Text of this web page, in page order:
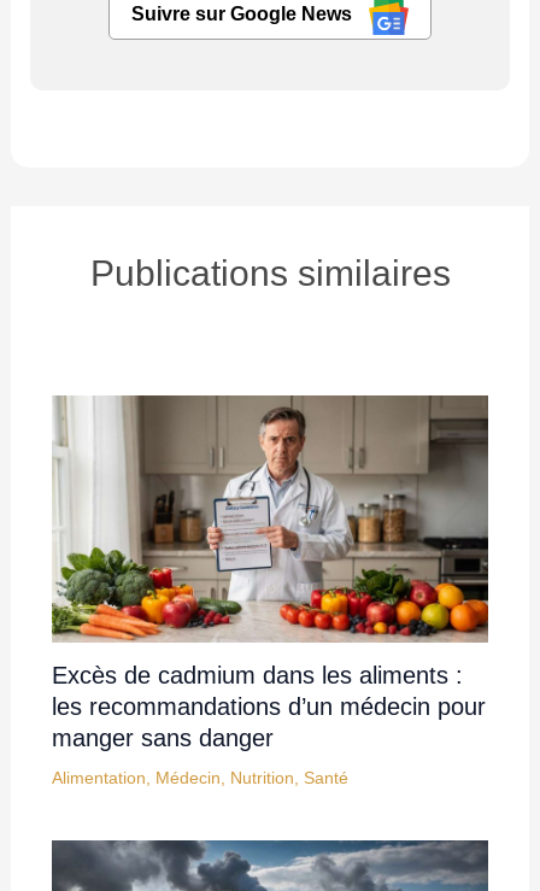
Suivre sur Google News
Publications similaires
Excès de cadmium dans les aliments :
les recommandations d’un médecin pour
manger sans danger
Alimentation, Médecin, Nutrition, Santé